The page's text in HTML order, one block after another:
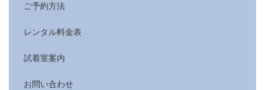
ご予約方法
レンタル料金表
試着室案内
お問い合わせ